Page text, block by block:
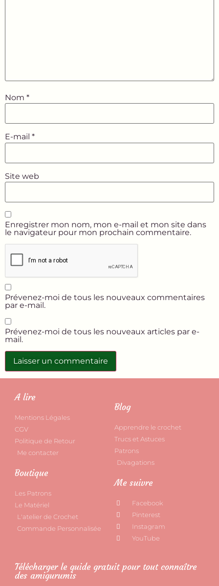
Nom *
E-mail *
Site web
Enregistrer mon nom, mon e-mail et mon site dans
le navigateur pour mon prochain commentaire.
Prévenez-moi de tous les nouveaux commentaires
par e-mail.
Prévenez-moi de tous les nouveaux articles par e-
mail.
A lire
Mentions Légales
CGV
Politique de Retour
Me contacter
Boutique
Les Patrons
Le Matériel
L'atelier de Crochet
Commande Personnalisée
Blog
Apprendre le crochet
Trucs et Astuces
Patrons
Divagations
Me suivre
Facebook
Pinterest
Instagram
YouTube
Télécharger le guide gratuit pour tout connaître
des amigurumis